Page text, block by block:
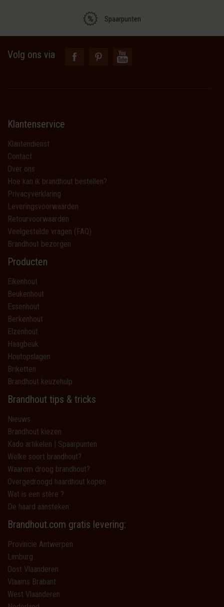
Spaarpunten
Volg ons via
Klantenservice
Klantendienst
Contact
Over ons
Hoe kan ik brandhout bestellen?
Privacyverklaring
Leveringsvoorwaarden
Retourvoorwaarden
Veelgestelde vragen (FAQ)
Brandhout bezorgen
Producten
Eikenhout
Beukenhout
Essenhout
Berkenhout
Elzenhout
Haagbeuk
Houtopslagen
Briketten
Brandhout keuzehulp
Brandhout tips & tricks
Nieuws
Brandhout kiezen
Kado artikelen | Spaarpunten
Welke soort brandhout?
Waarom droog brandhout?
Overgedroogd haardhout kopen
Wat is een stère ?
De haard aansteken
Brandhout.com gratis levering:
Provincie Antwerpen
Limburg
Oost Vlaanderen
Vlaams Brabant
West Vlaanderen